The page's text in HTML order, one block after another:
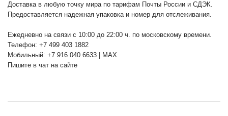
Доставка в любую точку мира по тарифам Почты России и СДЭК.
Предоставляется надежная упаковка и номер для отслеживания.
Ежедневно на связи с 10:00 до 22:00 ч. по московскому времени.
Телефон: +7 499 403 1882
Мобильный: +7 916 040 6633 | MAX
Пишите в чат на сайте